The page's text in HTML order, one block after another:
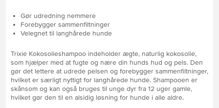
Gør udredning nemmere
Forebygger sammenfiltninger
Velegnet til langhårede hunde
Trixie Kokosolieshampoo indeholder ægte, naturlig kokosolie,
som hjælper med at fugte og nære din hunds hud og pels. Den
gør det lettere at udrede pelsen og forebygger sammenfiltninger,
hvilket er særligt nyttigt for langhårede hunde. Shampooen er
skånsom og kan også bruges til unge dyr fra 12 uger gamle,
hvilket gør den til en alsidig løsning for hunde i alle aldre.